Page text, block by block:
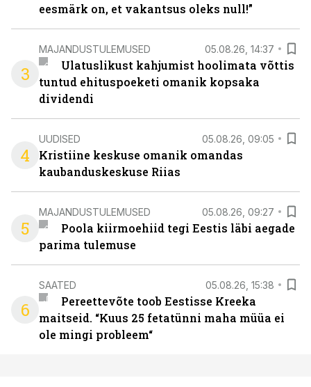
eesmärk on, et vakantsus oleks null!”
3
MAJANDUSTULEMUSED 05.08.26, 14:37
Ulatuslikust kahjumist hoolimata võttis
tuntud ehituspoeketi omanik kopsaka
dividendi
4
UUDISED 05.08.26, 09:05
Kristiine keskuse omanik omandas
kaubanduskeskuse Riias
5
MAJANDUSTULEMUSED 05.08.26, 09:27
Poola kiirmoehiid tegi Eestis läbi aegade
parima tulemuse
6
SAATED 05.08.26, 15:38
Pereettevõte toob Eestisse Kreeka
maitseid. “Kuus 25 fetatünni maha müüa ei
ole mingi probleem“